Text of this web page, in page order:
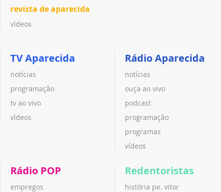
revista de aparecida
vídeos
TV Aparecida
notícias
programação
tv ao vivo
vídeos
Rádio Aparecida
notícias
ouça ao vivo
podcast
programação
programas
vídeos
Rádio POP
empregos
Redentoristas
história pe. vitor